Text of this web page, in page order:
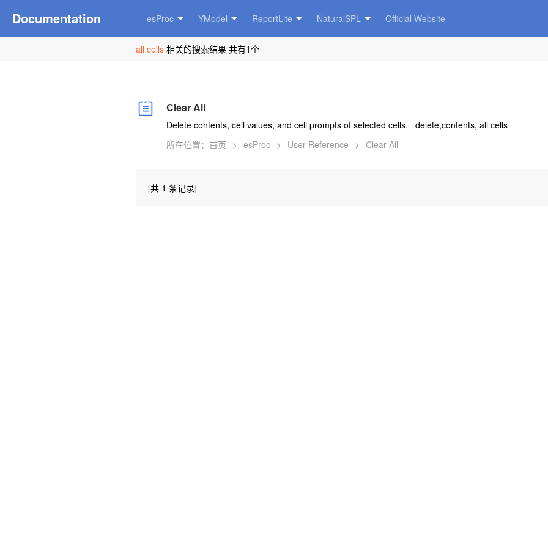
Documentation esProc YModel ReportLite NaturalSPL Official Website
all cells 相关的搜索结果 共有1个
Clear All
Delete contents, cell values, and cell prompts of selected cells. delete,contents, all cells
所在位置： 首页 > esProc > User Reference > Clear All
[共 1 条记录]